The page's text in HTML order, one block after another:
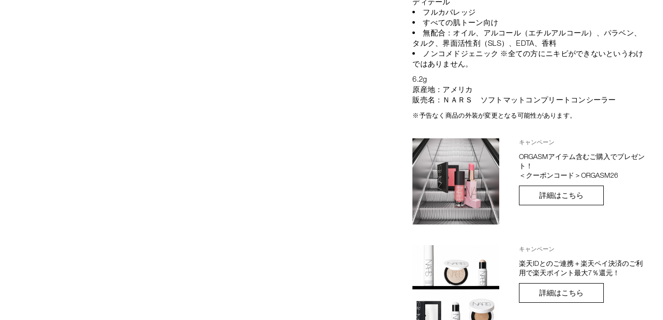
フルカバレッジ
すべての肌トーン向け
無配合：オイル、アルコール（エチルアルコール）、パラベン、
タルク、界面活性剤（SLS）、EDTA、香料
ノンコメドジェニック ※全ての方にニキビができないというわけ
ではありません。
6.2g
原産地：アメリカ
販売名：ＮＡＲＳ ソフトマットコンプリートコンシーラー
※予告なく商品の外装が変更となる可能性があります。
キャンペーン
ORGASMアイテム含むご購入でプレゼン
ト！
＜クーポンコード＞ORGASM26
詳細はこちら
キャンペーン
楽天IDとのご連携＋楽天ペイ決済のご利
用で楽天ポイント最大7％還元！
詳細はこちら